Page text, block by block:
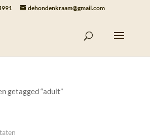
dehondenkraam@gmail.com
getagged “adult”